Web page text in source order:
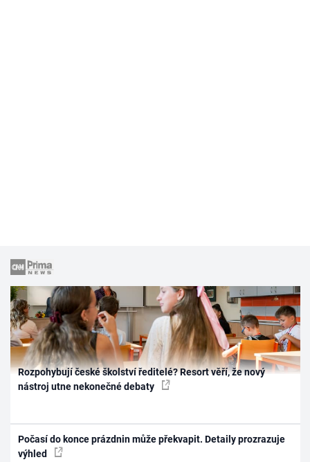
Rozpohybují české školství ředitelé? Resort věří, že nový
nástroj utne nekonečné debaty
Počasí do konce prázdnin může překvapit. Detaily prozrazuje
výhled